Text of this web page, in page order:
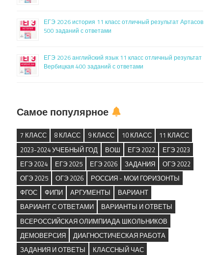
ЕГЭ 2026 история 11 класс отличный результат Артасов
500 заданий с ответами
ЕГЭ 2026 английский язык 11 класс отличный результат
Вербицкая 400 заданий с ответами
Самое популярное
7 КЛАСС 8 КЛАСС 9 КЛАСС 10 КЛАСС
11 КЛАСС
2023-2024 УЧЕБНЫЙ ГОД
ВОШ ЕГЭ 2022
ЕГЭ 2023
ЕГЭ 2024
ЕГЭ 2025 ЕГЭ 2026 ЗАДАНИЯ
ОГЭ 2022
ОГЭ 2025
ОГЭ 2026
РОССИЯ - МОИ ГОРИЗОНТЫ
ФГОС
ФИПИ АРГУМЕНТЫ
ВАРИАНТ
ВАРИАНТ С ОТВЕТАМИ
ВАРИАНТЫ И ОТВЕТЫ
ВСЕРОССИЙСКАЯ ОЛИМПИАДА ШКОЛЬНИКОВ
ДЕМОВЕРСИЯ
ДИАГНОСТИЧЕСКАЯ РАБОТА
ЗАДАНИЯ И ОТВЕТЫ
КЛАССНЫЙ ЧАС